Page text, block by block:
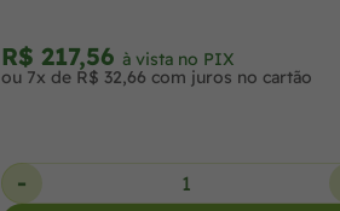
R$ 217,56 à vista no PIX
ou 7x de R$ 32,66 com juros no cartão
-